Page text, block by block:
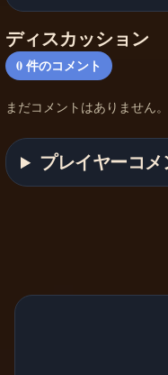
ディスカッション
0件のコメント
まだコメントはありません
プレイヤーコメ